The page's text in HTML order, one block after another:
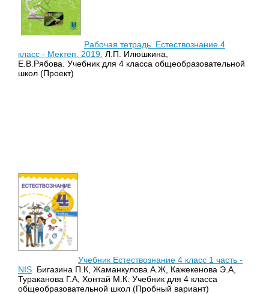
Рабочая тетрадь Естествознание 4
класс - Мектеп. 2019. Л.П. Илюшкина,
Е.В.Рябова. Учебник для 4 класса общеобразовательной
школ (Проект)
Учебник Естествознание 4 класс 1 часть -
NIS Бигазина П.К, Жаманкулова А.Ж, Кажекенова Э.А,
Тураканова Г.А, Хонтай М.К. Учебник для 4 класса
общеобразовательной школ (Пробный вариант)